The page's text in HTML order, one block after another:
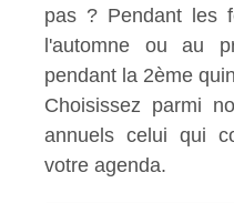
pas ? Pendant les
l'automne ou au
pendant la 2ème
Choisissez parmi
annuels celui qui
votre agenda.